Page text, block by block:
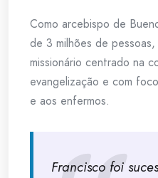
Como arcebispo de
de 3 milhões de
missionário centrado na
evangelização e com
e aos enfermos.
Francisco foi